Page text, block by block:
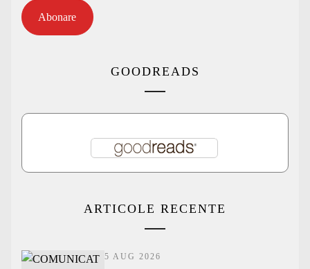
Abonare
GOODREADS
ARTICOLE RECENTE
5 AUG 2026